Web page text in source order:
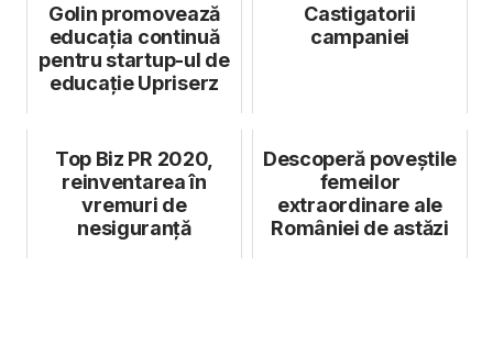
Golin promovează
educația continuă
pentru startup-ul de
educație Upriserz
Castigatorii
campaniei
Top Biz PR 2020,
reinventarea în
vremuri de
nesiguranță
Descoperă poveștile
femeilor
extraordinare ale
României de astăzi